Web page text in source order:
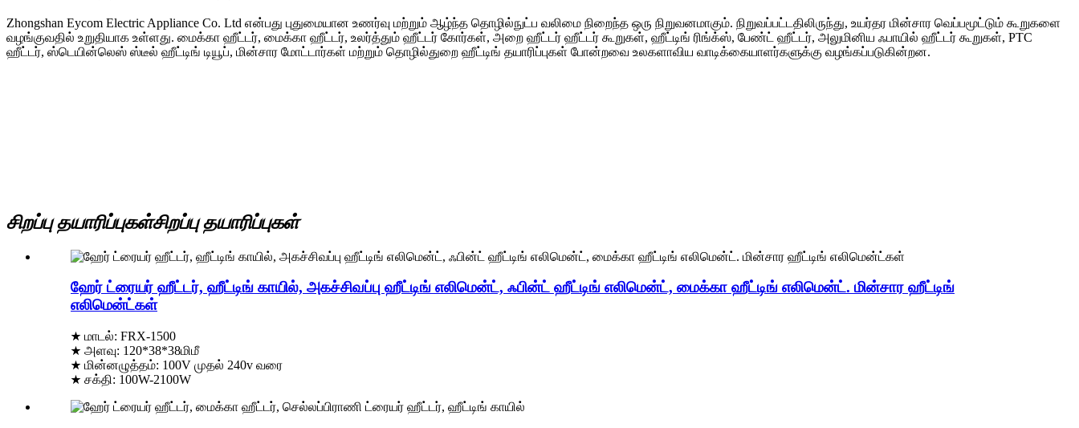
Zhongshan Eycom Electric Appliance Co. Ltd என்பது புதுமையான உணர்வு மற்றும் ஆழ்ந்த தொழில்நுட்ப வலிமை நிறைந்த ஒரு நிறுவனமாகும். நிறுவப்பட்டதிலிருந்து, உயர்தர மின்சார வெப்பமூட்டும் கூறுகளை
வழங்குவதில் உறுதியாக உள்ளது. மைக்கா ஹீட்டர், மைக்கா ஹீட்டர், உலர்த்தும் ஹீட்டர் கோர்கள், அறை ஹீட்டர் ஹீட்டர் கூறுகள், ஹீட்டிங் ரிங்க்ஸ், பேண்ட் ஹீட்டர், அலுமினிய ஃபாயில் ஹீட்டர் கூறுகள், PTC
ஹீட்டர், ஸ்டெயின்லெஸ் ஸ்டீல் ஹீட்டிங் டியூப், மின்சார மோட்டார்கள் மற்றும் தொழில்துறை ஹீட்டிங் தயாரிப்புகள் போன்றவை உலகளாவிய வாடிக்கையாளர்களுக்கு வழங்கப்படுகின்றன.
சிறப்பு தயாரிப்புகள்சிறப்பு தயாரிப்புகள்
ஹேர் ட்ரையர் ஹீட்டர், ஹீட்டிங் காயில், அகச்சிவப்பு ஹீட்டிங் எலிமென்ட், ஃபின்ட் ஹீட்டிங் எலிமென்ட், மைக்கா ஹீட்டிங் எலிமென்ட். மின்சார ஹீட்டிங்
எலிமென்ட்கள்
★ மாடல்: FRX-1500
★ அளவு: 120*38*38மிமீ
★ மின்னழுத்தம்: 100V முதல் 240v வரை
★ சக்தி: 100W-2100W